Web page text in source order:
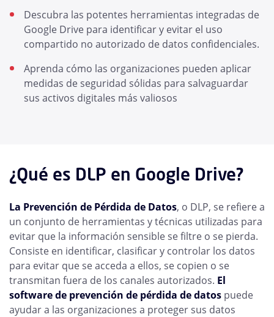
Descubra las potentes herramientas integradas de
Google Drive para identificar y evitar el uso
compartido no autorizado de datos confidenciales.
Aprenda cómo las organizaciones pueden aplicar
medidas de seguridad sólidas para salvaguardar
sus activos digitales más valiosos
¿Qué es DLP en Google Drive?
La Prevención de Pérdida de Datos, o DLP, se refiere a
un conjunto de herramientas y técnicas utilizadas para
evitar que la información sensible se filtre o se pierda.
Consiste en identificar, clasificar y controlar los datos
para evitar que se acceda a ellos, se copien o se
transmitan fuera de los canales autorizados. El
software de prevención de pérdida de datos puede
ayudar a las organizaciones a proteger sus datos